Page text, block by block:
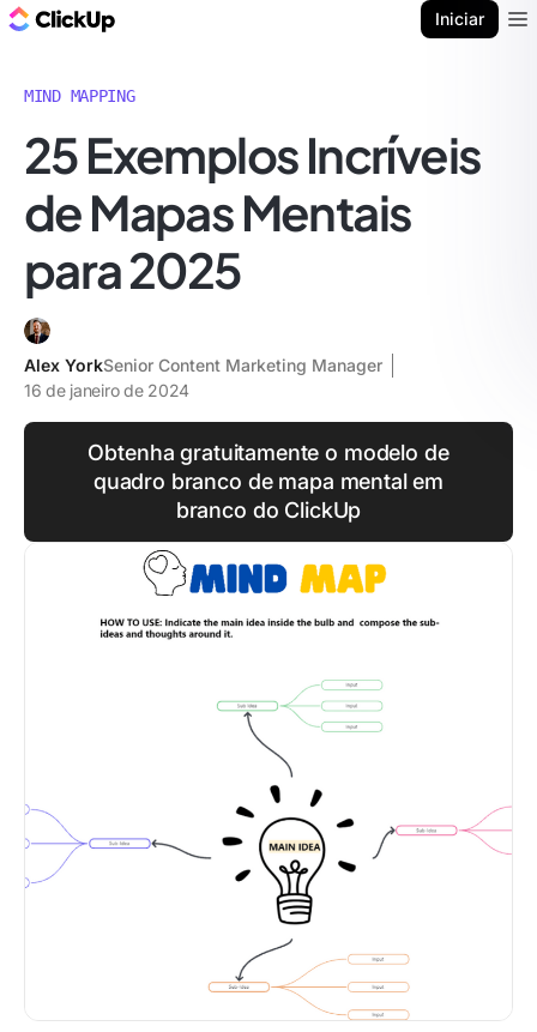
Iniciar
MIND MAPPING
25 Exemplos Incríveis
de Mapas Mentais
para 2025
Alex YorkSenior Content Marketing Manager
16 de janeiro de 2024
Obtenha gratuitamente o modelo de
quadro branco de mapa mental em
branco do ClickUp